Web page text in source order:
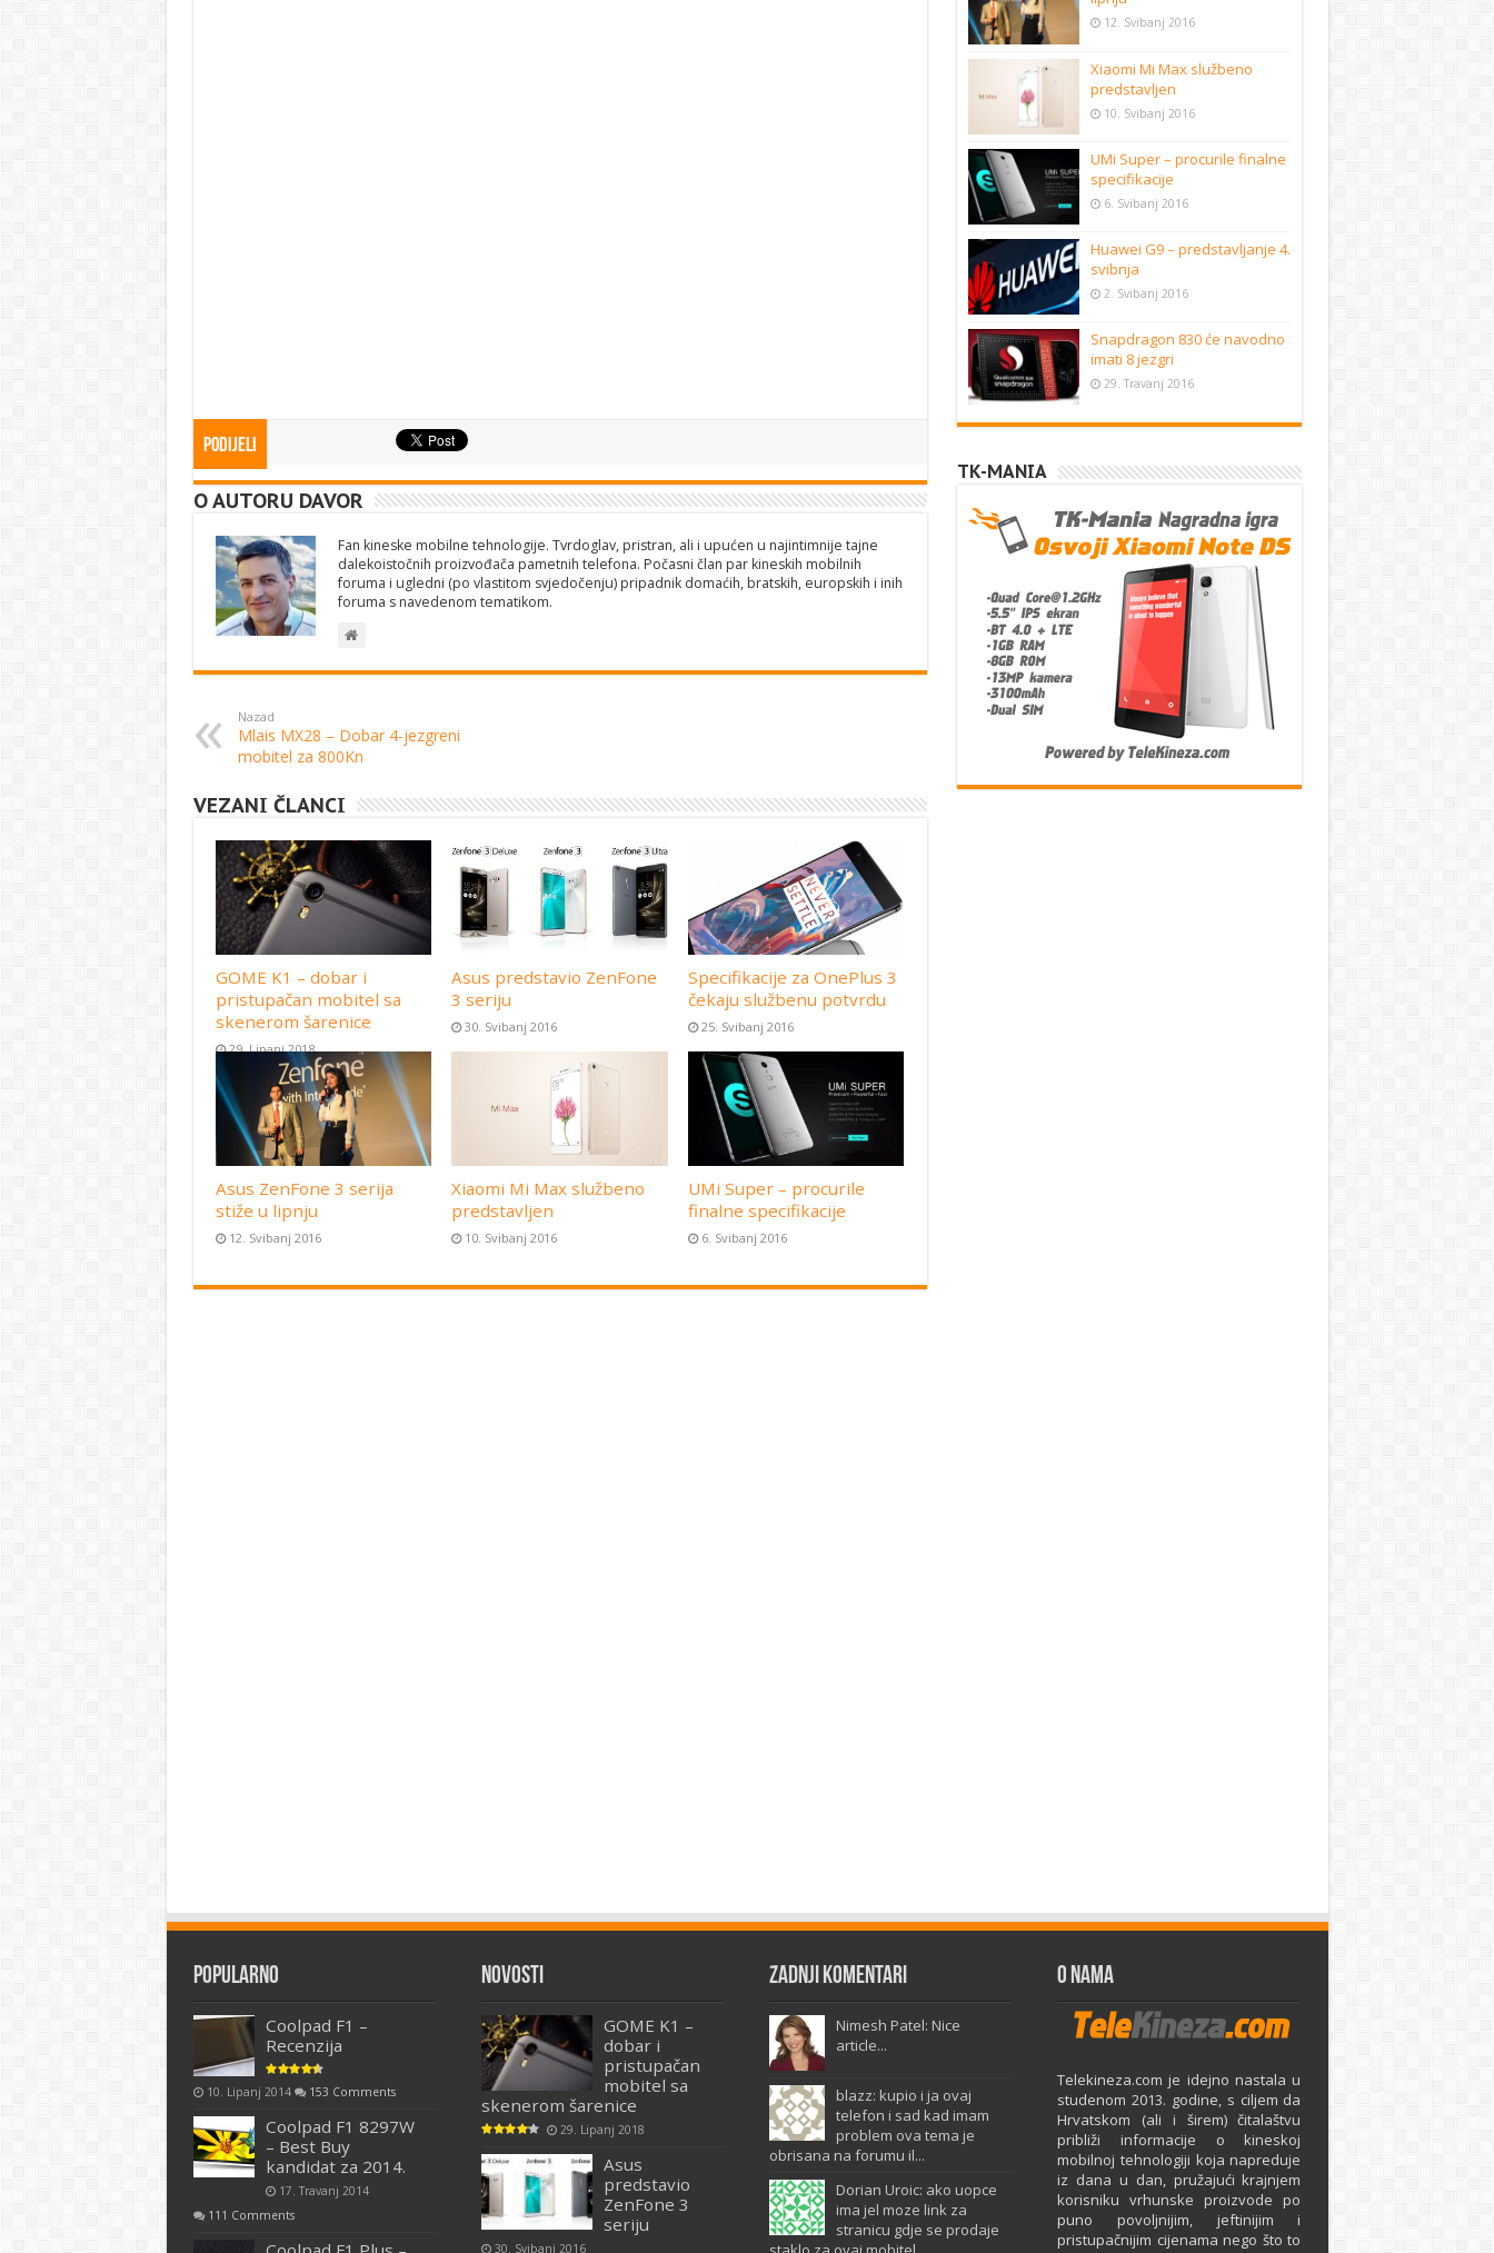
Podijeli
O AUTORU DAVOR
Fan kineske mobilne tehnologije. Tvrdoglav, pristran, ali i upućen u najintimnije tajne
dalekoistočnih proizvođača pametnih telefona. Počasni član par kineskih mobilnih
foruma i ugledni (po vlastitom svjedočenju) pripadnik domaćih, bratskih, europskih i inih
foruma s navedenom tematikom.
Nazad
Mlais MX28 – Dobar 4-jezgreni
mobitel za 800Kn
VEZANI ČLANCI
GOME K1 – dobar i
pristupačan mobitel sa
skenerom šarenice
29. Lipanj 2018
Asus predstavio ZenFone
3 seriju
30. Svibanj 2016
Specifikacije za OnePlus 3
čekaju službenu potvrdu
25. Svibanj 2016
Asus ZenFone 3 serija
stiže u lipnju
12. Svibanj 2016
Xiaomi Mi Max službeno
predstavljen
10. Svibanj 2016
UMi Super – procurile
finalne specifikacije
6. Svibanj 2016
12. Svibanj 2016
Xiaomi Mi Max službeno
predstavljen
10. Svibanj 2016
UMi Super – procurile finalne
specifikacije
6. Svibanj 2016
Huawei G9 – predstavljanje 4.
svibnja
2. Svibanj 2016
Snapdragon 830 će navodno
imati 8 jezgri
29. Travanj 2016
TK-MANIA
Popularno
Coolpad F1 –
Recenzija
10. Lipanj 2014 153 Comments
Coolpad F1 8297W
– Best Buy
kandidat za 2014.
17. Travanj 2014
111 Comments
Novosti
GOME K1 –
dobar i
pristupačan
mobitel sa
skenerom šarenice
29. Lipanj 2018
Asus
predstavio
ZenFone 3
seriju
30. Svibanj 2016
Zadnji komentari
Nimesh Patel: Nice
article...
blazz: kupio i ja ovaj
telefon i sad kad imam
problem ova tema je
obrisana na forumu il...
Dorian Uroic: ako uopce
ima jel moze link za
stranicu gdje se prodaje
O Nama
Telekineza.com je idejno nastala u
studenom 2013. godine, s ciljem da
Hrvatskom (ali i širem) čitalaštvu
približi informacije o kineskoj
mobilnoj tehnologiji koja napreduje
iz dana u dan, pružajući krajnjem
korisniku vrhunske proizvode po
puno povoljnijim, jeftinijim i
pristupačnijim cijenama nego što to